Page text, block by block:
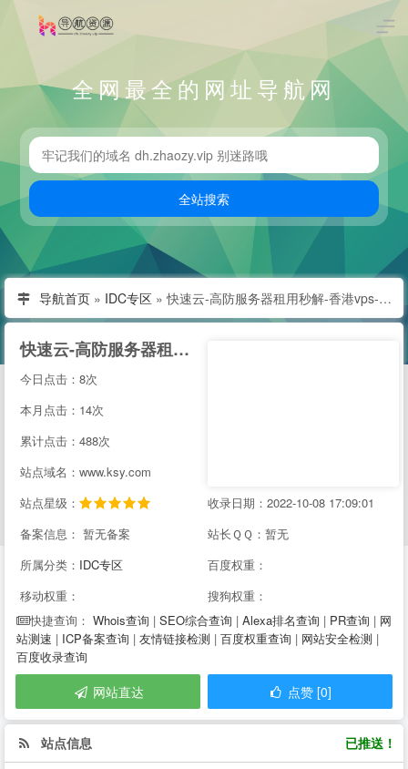
全网最全的网址导航网
导航首页 » IDC专区 » 快速云-高防服务器租用秒解-香港vps-香港云服务器-江苏高防BGP服务器租用-快速云
快速云-高防服务器租用秒解-香港vps-香港云服务器-江苏高防BGP服务器租用-快速云
今日点击：8次
本月点击：14次
累计点击：488次
站点域名：www.ksy.com
站点星级：
收录日期：2022-10-08 17:09:01
备案信息： 暂无备案
站长ＱＱ：暂无
所属分类： IDC专区
百度权重：
移动权重：
搜狗权重：
快捷查询： Whois查询 | SEO综合查询 | Alexa排名查询 | PR查询 | 网
站测速 | ICP备案查询 | 友情链接检测 | 百度权重查询 | 网站安全检测 |
百度收录查询
网站直达 点赞 [0]
站点信息 已推送！